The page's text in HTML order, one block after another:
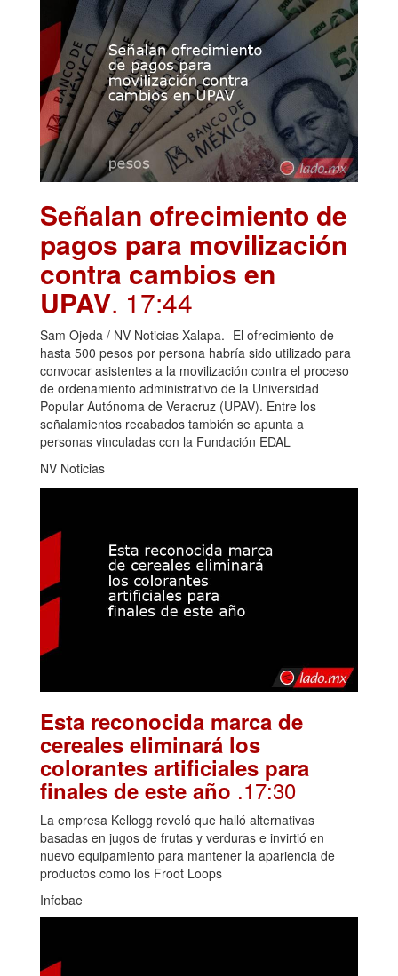
Señalan ofrecimiento de
pagos para movilización
contra cambios en
UPAV. 17:44
Sam Ojeda / NV Noticias Xalapa.- El ofrecimiento de
hasta 500 pesos por persona habría sido utilizado para
convocar asistentes a la movilización contra el proceso
de ordenamiento administrativo de la Universidad
Popular Autónoma de Veracruz (UPAV). Entre los
señalamientos recabados también se apunta a
personas vinculadas con la Fundación EDAL
NV Noticias
Esta reconocida marca de
cereales eliminará los
colorantes artificiales para
finales de este año .17:30
La empresa Kellogg reveló que halló alternativas
basadas en jugos de frutas y verduras e invirtió en
nuevo equipamiento para mantener la apariencia de
productos como los Froot Loops
Infobae